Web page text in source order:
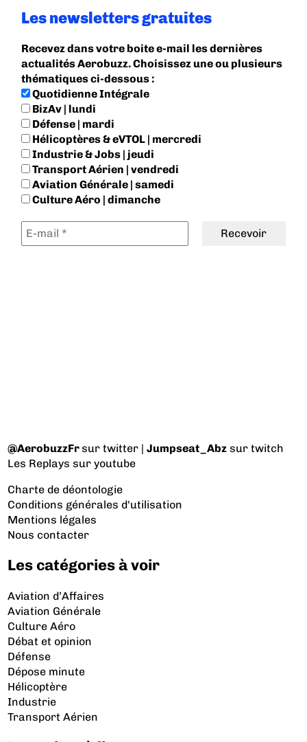
Les newsletters gratuites
Recevez dans votre boite e-mail les dernières
actualités Aerobuzz. Choisissez une ou plusieurs
thématiques ci-dessous :
Quotidienne Intégrale
BizAv | lundi
Défense | mardi
Hélicoptères & eVTOL | mercredi
Industrie & Jobs | jeudi
Transport Aérien | vendredi
Aviation Générale | samedi
Culture Aéro | dimanche
@AerobuzzFrsur twitter |Jumpseat_Abz sur twitch
Les Replays sur youtube
Charte de déontologie
Conditions générales d'utilisation
Mentions légales
Nous contacter
Les catégories à voir
Aviation d’Affaires
Aviation Générale
Culture Aéro
Débat et opinion
Défense
Dépose minute
Hélicoptère
Industrie
Transport Aérien